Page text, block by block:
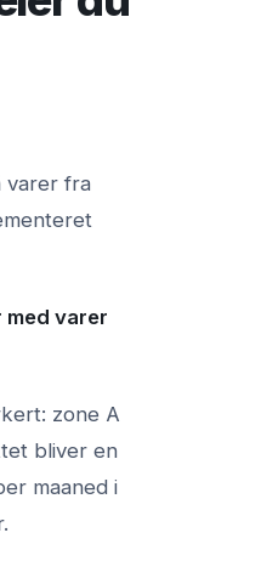
varer fra
med varer
zone A
bliver en
maaned i